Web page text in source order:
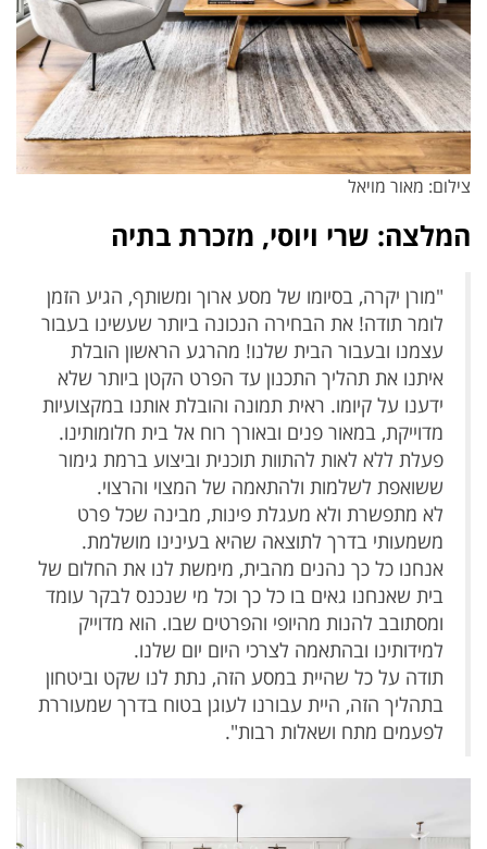
צילום: מאור מויאל
המלצה: שרי ויוסי, מזכרת בתיה
"מורן יקרה, בסיומו של מסע ארוך ומשותף, הגיע הזמן
לומר תודה! את הבחירה הנכונה ביותר שעשינו בעבור
עצמנו ובעבור הבית שלנו! מהרגע הראשון הובלת
איתנו את תהליך התכנון עד הפרט הקטן ביותר שלא
ידענו על קיומו. ראית תמונה והובלת אותנו במקצועיות
מדוייקת, במאור פנים ובאורך רוח אל בית חלומותינו.
פעלת ללא לאות להתוות תוכנית וביצוע ברמת גימור
ששואפת לשלמות ולהתאמה של המצוי והרצוי.
לא מתפשרת ולא מעגלת פינות, מבינה שכל פרט
משמעותי בדרך לתוצאה שהיא בעינינו מושלמת.
אנחנו כל כך נהנים מהבית, מימשת לנו את החלום של
בית שאנחנו גאים בו כל כך וכל מי שנכנס לבקר עומד
ומסתובב להנות מהיופי והפרטים שבו. הוא מדוייק
למידותינו ובהתאמה לצרכי היום יום שלנו.
תודה על כל שהיית במסע הזה, נתת לנו שקט וביטחון
בתהליך הזה, היית עבורנו לעוגן בטוח בדרך שמעוררת
לפעמים מתח ושאלות רבות".